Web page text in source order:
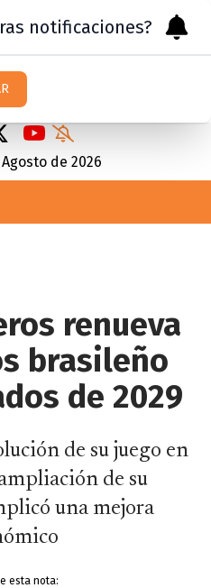
Agosto de 2026
renueva
brasileño
de 2029
de su juego en
de su
una mejora
esta nota:
notificaciones?